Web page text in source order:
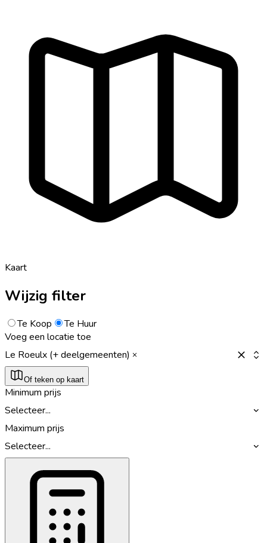
Kaart
Wijzig filter
Te Koop
Te Huur
Voeg een locatie toe
Le Roeulx (+ deelgemeenten)
Of teken op kaart
Minimum prijs
Selecteer...
Maximum prijs
Selecteer...